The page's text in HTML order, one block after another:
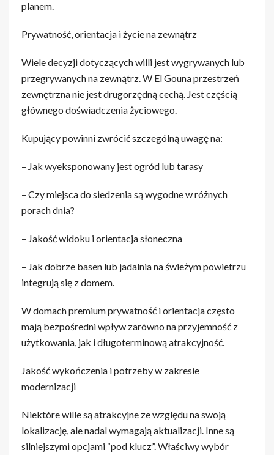
planem.
Prywatność, orientacja i życie na zewnątrz
Wiele decyzji dotyczących willi jest wygrywanych lub
przegrywanych na zewnątrz. W El Gouna przestrzeń
zewnętrzna nie jest drugorzędną cechą. Jest częścią
głównego doświadczenia życiowego.
Kupujący powinni zwrócić szczególną uwagę na:
– Jak wyeksponowany jest ogród lub tarasy
– Czy miejsca do siedzenia są wygodne w różnych
porach dnia?
– Jakość widoku i orientacja słoneczna
– Jak dobrze basen lub jadalnia na świeżym powietrzu
integrują się z domem.
W domach premium prywatność i orientacja często
mają bezpośredni wpływ zarówno na przyjemność z
użytkowania, jak i długoterminową atrakcyjność.
Jakość wykończenia i potrzeby w zakresie
modernizacji
Niektóre wille są atrakcyjne ze względu na swoją
lokalizację, ale nadal wymagają aktualizacji. Inne są
silniejszymi opcjami “pod klucz”. Właściwy wybór